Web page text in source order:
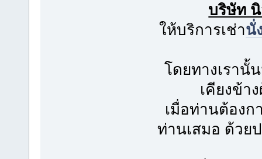
บริษัท
ให้บริการเช่านั่
โดยทางเรานั้
เคียงข้า
เมื่อท่านต้องก
ท่านเสมอ ด้วย